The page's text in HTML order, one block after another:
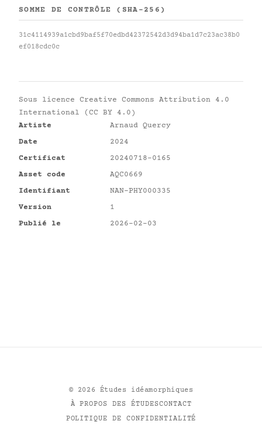
SOMME DE CONTRÔLE (SHA-256)
31c4114939a1cbd9baf5f70edbd42372542d3d94ba1d7c23ac38b0
ef018cdc0c
Sous licence Creative Commons Attribution 4.0
International (CC BY 4.0)
Artiste
Arnaud Quercy
Date
2024
Certificat
20240718-0165
Asset code
AQC0669
Identifiant
NAN-PHY000335
Version
1
Publié le
2026-02-03
© 2026 Études idéamorphiques
À PROPOS DES ÉTUDESCONTACT
POLITIQUE DE CONFIDENTIALITÉ